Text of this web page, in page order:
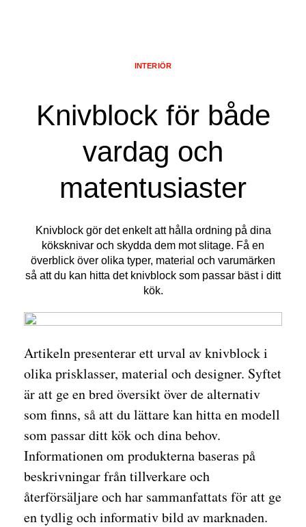
Knivblock för både
vardag och
matentusiaster
INTERIÖR
Knivblock gör det enkelt att hålla ordning på dina
köksknivar och skydda dem mot slitage. Få en
överblick över olika typer, material och varumärken
så att du kan hitta det knivblock som passar bäst i ditt
kök.
Artikeln presenterar ett urval av knivblock i
olika prisklasser, material och designer. Syftet
är att ge en bred översikt över de alternativ
som finns, så att du lättare kan hitta en modell
som passar ditt kök och dina behov.
Informationen om produkterna baseras på
beskrivningar från tillverkare och
återförsäljare och har sammanfattats för att ge
en tydlig och informativ bild av marknaden.